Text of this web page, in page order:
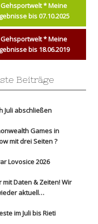
* Meine
bis 07.10.2025
* Meine
bis 18.06.2019
Beiträge
Juli abschließen
Games in
mit drei Seiten ?
Lovosice 2026
mit Daten & Zeiten! Wir
aktuell…
im Juli bis Rieti